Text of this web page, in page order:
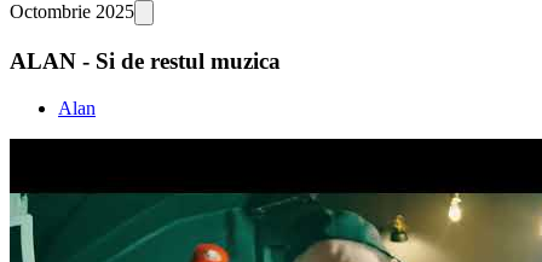
Octombrie 2025
ALAN - Si de restul muzica
Alan